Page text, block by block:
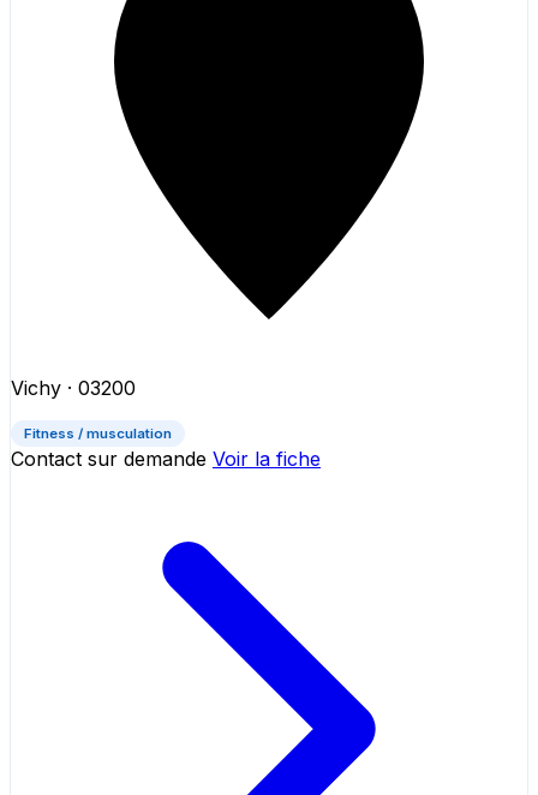
Vichy · 03200
Fitness / musculation
Contact sur demande Voir la fiche